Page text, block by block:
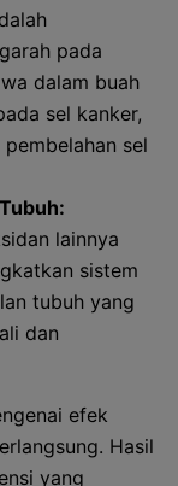
pada
dalam buah
sel kanker,
sel
lainnya
sistem
tubuh yang
dan
efek
Hasil
yang